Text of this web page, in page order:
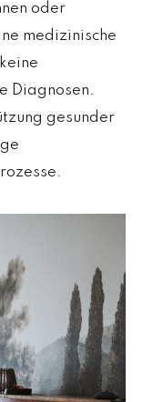
oder
medizinische
Diagnosen.
gesunder